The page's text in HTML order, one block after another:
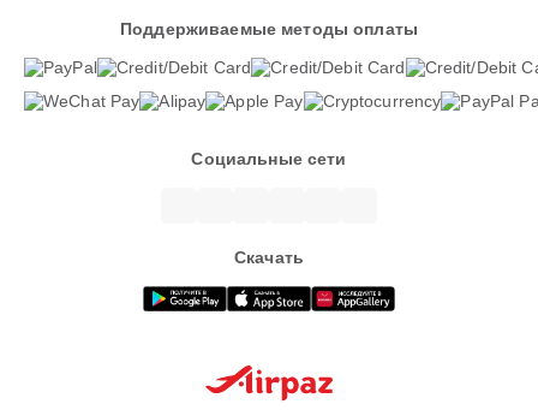
Поддерживаемые методы оплаты
Социальные сети
Скачать